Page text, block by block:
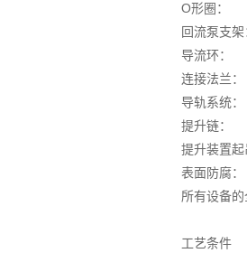
O形圈
回流泵
导流环
连接法
导轨系
提升链
提升装置
表面防腐
所有设备
工艺条件